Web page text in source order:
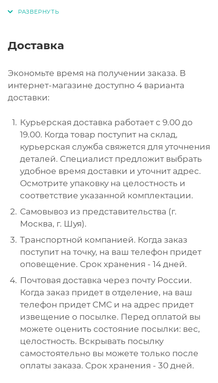
Доставка
Экономьте время на получении заказа. В
интернет-магазине доступно 4 варианта
доставки:
Курьерская доставка работает с 9.00 до
19.00. Когда товар поступит на склад,
курьерская служба свяжется для уточнения
деталей. Специалист предложит выбрать
удобное время доставки и уточнит адрес.
Осмотрите упаковку на целостность и
соответствие указанной комплектации.
Самовывоз из представительства (г.
Москва, г. Шуя).
Транспортной компанией. Когда заказ
поступит на точку, на ваш телефон придет
оповещение. Срок хранения - 14 дней.
Почтовая доставка через почту России.
Когда заказ придет в отделение, на ваш
телефон придет СМС и на адрес придет
извещение о посылке. Перед оплатой вы
можете оценить состояние посылки: вес,
целостность. Вскрывать посылку
самостоятельно вы можете только после
оплаты заказа. Срок хранения - 30 дней.